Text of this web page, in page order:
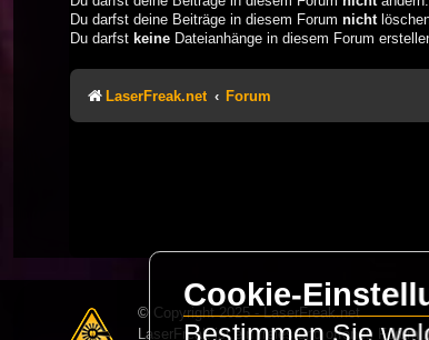
Du darfst deine Beiträge in diesem Forum nicht
Du darfst keine Dateianhänge in diesem Forum
LaserFreak.net Forum
© Copyright 2025 - LaserFreak.net
LaserFreak ist ein freies und offenes
Cookie-
Bestimmen Sie